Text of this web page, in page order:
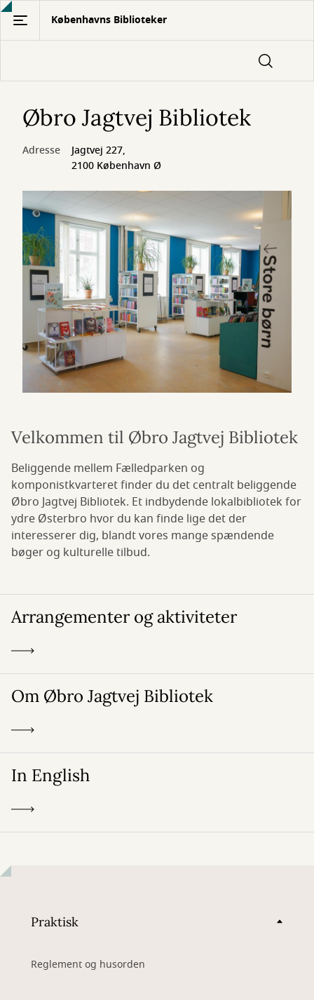
Gå
hovedindhold
Københavns Biblioteker
Øbro Jagtvej Bibliotek
Adresse
Jagtvej 227,
2100 København Ø
Velkommen til Øbro Jagtvej Bibliotek
Beliggende mellem Fælledparken og
komponistkvarteret finder du det centralt beliggende
Øbro Jagtvej Bibliotek. Et indbydende lokalbibliotek for
ydre Østerbro hvor du kan finde lige det der
interesserer dig, blandt vores mange spændende
bøger og kulturelle tilbud.
Arrangementer og aktiviteter
Om Øbro Jagtvej Bibliotek
In English
Praktisk
Reglement og husorden